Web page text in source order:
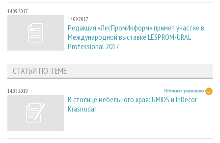
14.09.2017
14.09.2017
Редакция «ЛесПромИнформ» примет участие в
Международной выставке LESPROM-URAL
Professional 2017
СТАТЬИ ПО ТЕМЕ
14.05.2019 Мебельное производство
В столице мебельного края: UMIDS и InDecor
Krasnodar